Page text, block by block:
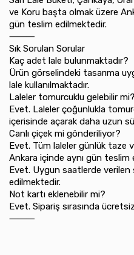
ve Koru başta olmak üzere
gün teslim edilmektedir.
⸻
Sık Sorulan Sorular
Kaç adet lale bulunmaktadır?
Ürün görselindeki tasarıma
lale kullanılmaktadır.
Laleler tomurcuklu gelebilir mi?
Evet. Laleler çoğunlukla
içerisinde açarak daha uzun
Canlı çiçek mi gönderiliyor?
Evet. Tüm laleler günlük taze
Ankara içinde aynı gün teslim
Evet. Uygun saatlerde verilen
edilmektedir.
Not kartı eklenebilir mi?
Evet. Sipariş sırasında
⸻